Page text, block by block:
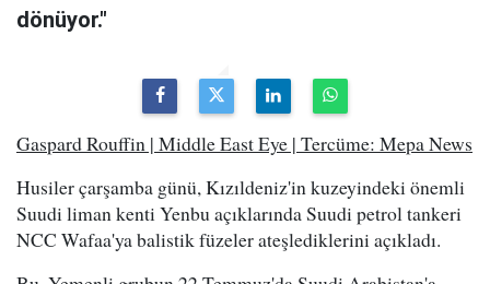
dönüyor."
Gaspard Rouffin | Middle East Eye | Tercüme: Mepa News
Husiler çarşamba günü, Kızıldeniz'in kuzeyindeki önemli
Suudi liman kenti Yenbu açıklarında Suudi petrol tankeri
NCC Wafaa'ya balistik füzeler ateşlediklerini açıkladı.